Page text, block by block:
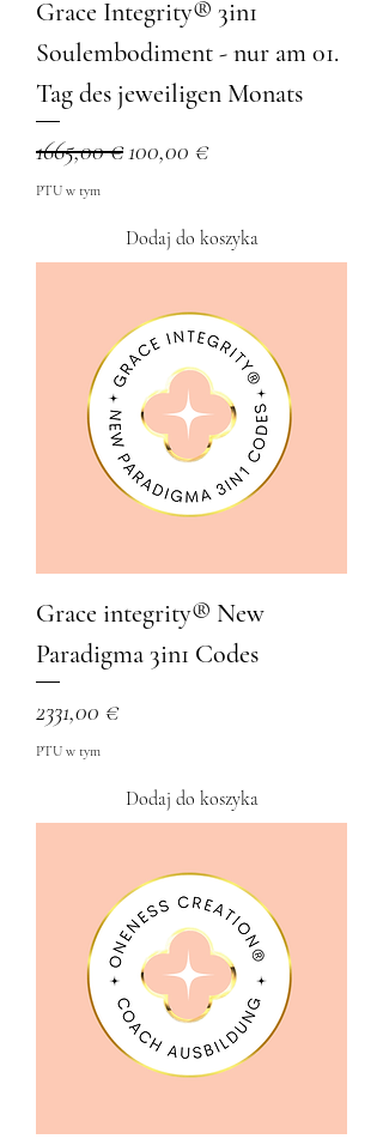
Grace Integrity® 3in1
Soulembodiment - nur am 01.
Tag des jeweiligen Monats
Regularna cena
1665,00 €Cena rabatowa
100,00 €
PTU w tym
Dodaj do koszyka
Grace integrity®️ New
Paradigma 3in1 Codes
Cena
2331,00 €
PTU w tym
Dodaj do koszyka